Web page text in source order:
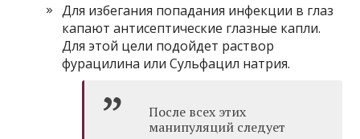
Для избегания попадания инфекции в глаз
капают антисептические глазные капли.
Для этой цели подойдет раствор
фурацилина или Сульфацил натрия.
После всех этих
манипуляций следует